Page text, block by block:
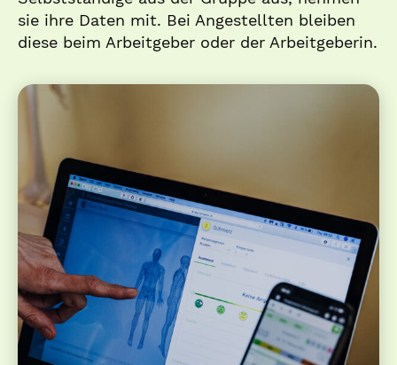
sie ihre Daten mit. Bei Angestellten bleiben
diese beim Arbeitgeber oder der Arbeitgeberin.